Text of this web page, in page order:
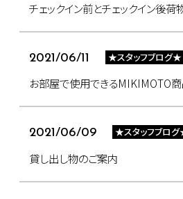
チェックイン前とチェックイン後荷
2021/06/11 ★スタッフブログ★
お部屋で使用できるMIKIMOTO商
2021/06/09 ★スタッフブロ
貸し出し物のご案内